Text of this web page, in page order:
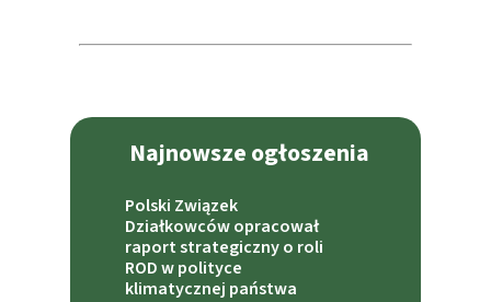
Najnowsze ogłoszenia
Polski Związek
Działkowców opracował
raport strategiczny o roli
ROD w polityce
klimatycznej państwa